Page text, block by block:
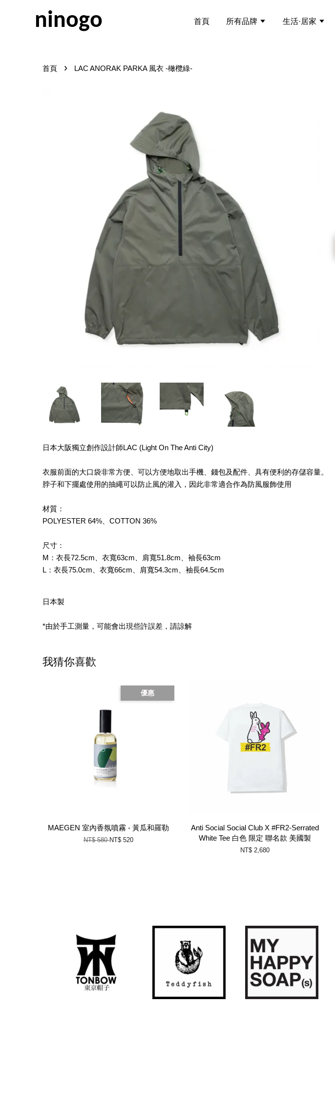
ninogo 首頁 所有品牌 生活·居家
首頁 › LAC ANORAK PARKA 風衣 -橄欖綠-
日本大阪獨立創作設計師LAC (Light On The Anti City)
衣服前面的大口袋非常方便、可以方便地取出手機、錢包及配件、具有便利的存儲容量。
脖子和下擺處使用的抽繩可以防止風的灌入，因此非常適合作為防風服飾使用
材質：
POLYESTER 64%、COTTON 36%
尺寸：
M：衣長72.5cm、衣寬63cm、肩寬51.8cm、袖長63cm
L：衣長75.0cm、衣寬66cm、肩寬54.3cm、袖長64.5cm
日本製
*由於手工測量，可能會出現些許誤差，請諒解
我猜你喜歡
優惠
MAEGEN 室內香氛噴霧 - 黃瓜和羅勒
NT$ 580NT$ 520
Anti Social Social Club X #FR2-Serrated
White Tee 白色 限定 聯名款 美國製
NT$ 2,680